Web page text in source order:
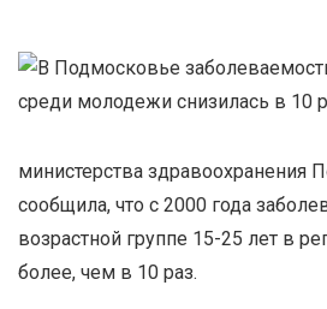
министерства здравоохранения
сообщила, что с 2000 года
возрастной группе 15-25 лет в
более, чем в 10 раз.